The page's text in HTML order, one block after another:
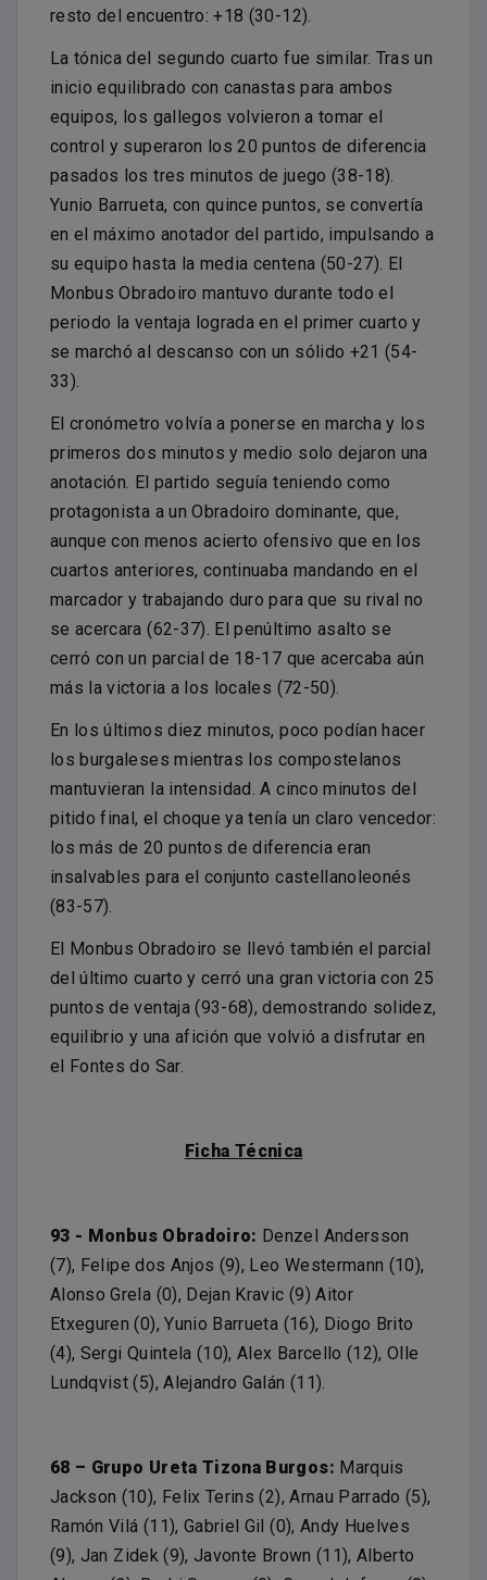
resto del encuentro: +18 (30-12).
La tónica del segundo cuarto fue similar. Tras un
inicio equilibrado con canastas para ambos
equipos, los gallegos volvieron a tomar el
control y superaron los 20 puntos de diferencia
pasados los tres minutos de juego (38-18).
Yunio Barrueta, con quince puntos, se convertía
en el máximo anotador del partido, impulsando a
su equipo hasta la media centena (50-27). El
Monbus Obradoiro mantuvo durante todo el
periodo la ventaja lograda en el primer cuarto y
se marchó al descanso con un sólido +21 (54-
33).
El cronómetro volvía a ponerse en marcha y los
primeros dos minutos y medio solo dejaron una
anotación. El partido seguía teniendo como
protagonista a un Obradoiro dominante, que,
aunque con menos acierto ofensivo que en los
cuartos anteriores, continuaba mandando en el
marcador y trabajando duro para que su rival no
se acercara (62-37). El penúltimo asalto se
cerró con un parcial de 18-17 que acercaba aún
más la victoria a los locales (72-50).
En los últimos diez minutos, poco podían hacer
los burgaleses mientras los compostelanos
mantuvieran la intensidad. A cinco minutos del
pitido final, el choque ya tenía un claro vencedor:
los más de 20 puntos de diferencia eran
insalvables para el conjunto castellanoleonés
(83-57).
El Monbus Obradoiro se llevó también el parcial
del último cuarto y cerró una gran victoria con 25
puntos de ventaja (93-68), demostrando solidez,
equilibrio y una afición que volvió a disfrutar en
el Fontes do Sar.
Ficha Técnica
93 - Monbus Obradoiro: Denzel Andersson
(7), Felipe dos Anjos (9), Leo Westermann (10),
Alonso Grela (0), Dejan Kravic (9) Aitor
Etxeguren (0), Yunio Barrueta (16), Diogo Brito
(4), Sergi Quintela (10), Alex Barcello (12), Olle
Lundqvist (5), Alejandro Galán (11).
68 – Grupo Ureta Tizona Burgos: Marquis
Jackson (10), Felix Terins (2), Arnau Parrado (5),
Ramón Vilá (11), Gabriel Gil (0), Andy Huelves
(9), Jan Zidek (9), Javonte Brown (11), Alberto